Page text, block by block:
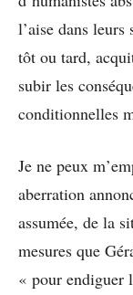
l’aise dans leurs
tôt ou tard,
subir les
conditionnelles
Je ne peux
aberration
assumée, de la
mesures que
« pour endiguer